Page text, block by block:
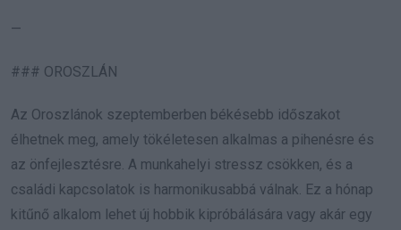
—
### OROSZLÁN
Az Oroszlánok szeptemberben békésebb időszakot
élhetnek meg, amely tökéletesen alkalmas a pihenésre és
az önfejlesztésre. A munkahelyi stressz csökken, és a
családi kapcsolatok is harmonikusabbá válnak. Ez a hónap
kitűnő alkalom lehet új hobbik kipróbálására vagy akár egy